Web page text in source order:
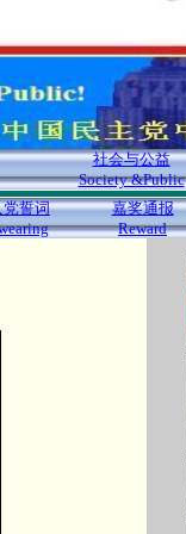
社会与公益
Society &Public
党誓词
嘉奖通报
Reward